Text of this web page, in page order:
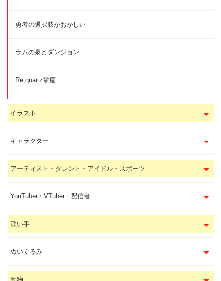
勇者の選択肢がおかしい
ラムの泉とダンジョン
Re;quartz零度
イラスト
キャラクター
アーティスト・タレント・アイドル・スポーツ
YouTuber・VTuber・配信者
歌い手
ぬいぐるみ
動物